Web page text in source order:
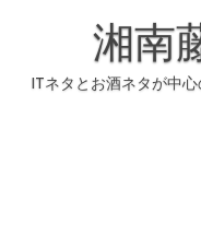
湘南
ITネタとお酒ネタが中